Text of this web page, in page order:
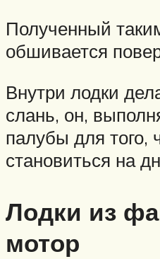
Полученный
обшивается
Внутри лодки
слань, он,
палубы для того,
становиться на
Лодки из
мотор